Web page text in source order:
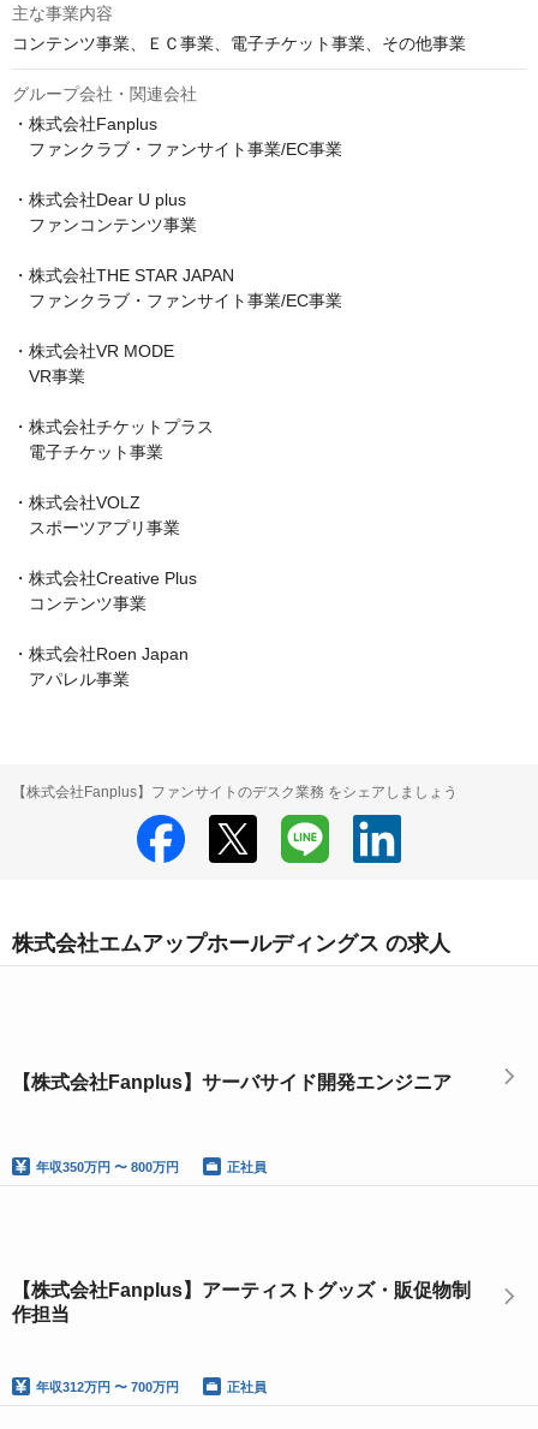
主な事業内容
コンテンツ事業、ＥＣ事業、電子チケット事業、その他事業
グループ会社・関連会社
・株式会社Fanplus
ファンクラブ・ファンサイト事業/EC事業
・株式会社Dear U plus
ファンコンテンツ事業
・株式会社THE STAR JAPAN
ファンクラブ・ファンサイト事業/EC事業
・株式会社VR MODE
VR事業
・株式会社チケットプラス
電子チケット事業
・株式会社VOLZ
スポーツアプリ事業
・株式会社Creative Plus
コンテンツ事業
・株式会社Roen Japan
アパレル事業
【株式会社Fanplus】ファンサイトのデスク業務 をシェアしましょう
株式会社エムアップホールディングス の求人
【株式会社Fanplus】サーバサイド開発エンジニア
年収350万円 〜 800万円 正社員
【株式会社Fanplus】アーティストグッズ・販促物制
作担当
年収312万円 〜 700万円 正社員